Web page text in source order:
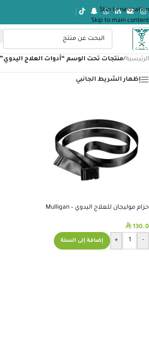
Skip to navigation
Skip to main content
الرئيسية/منتجات تحت الوسم “أدوات العلاج اليدوي”
إظهار الشريط الجانبي
حزام موليجان للعلاج اليدوي – Mulligan
⃁ 130.0
-
+ إضافة إلى السلة